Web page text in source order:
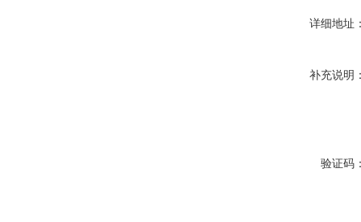
详细地址
补充说明
验证码